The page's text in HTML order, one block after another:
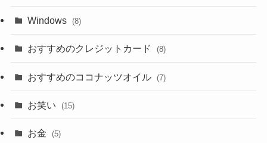
Windows (8)
おすすめのクレジットカード (8)
おすすめのココナッツオイル (7)
お笑い (15)
お金 (5)